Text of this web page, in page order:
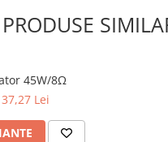
PRODUSE
45W/8Ω
Lei